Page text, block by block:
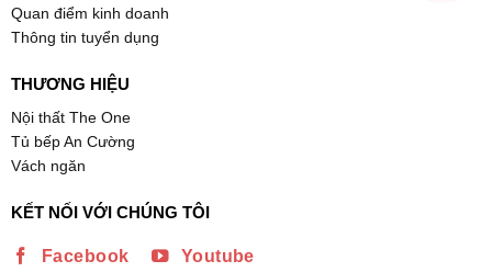
Quan điểm kinh doanh
Thông tin tuyển dụng
THƯƠNG HIỆU
Nội thất The One
Tủ bếp An Cường
Vách ngăn
KẾT NỐI VỚI CHÚNG TÔI
Facebook Youtube